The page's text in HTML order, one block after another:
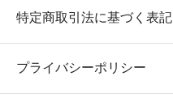
特定商取引法に基づく表記
プライバシーポリシー